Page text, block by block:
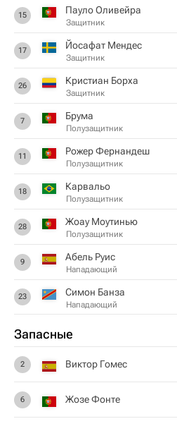
15 Пауло Оливейра
Защитник
17 Йосафат Мендес
Защитник
26 Кристиан Борха
Защитник
7 Брума
Полузащитник
11 Рожер Фернандеш
Полузащитник
18 Карвальо
Полузащитник
28 Жоау Моутинью
Полузащитник
9 Абель Руис
Нападающий
23 Симон Банза
Нападающий
Запасные
2 Виктор Гомес
6 Жозе Фонте